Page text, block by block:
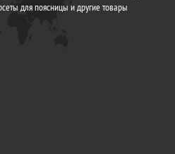
для поясницы и другие товары